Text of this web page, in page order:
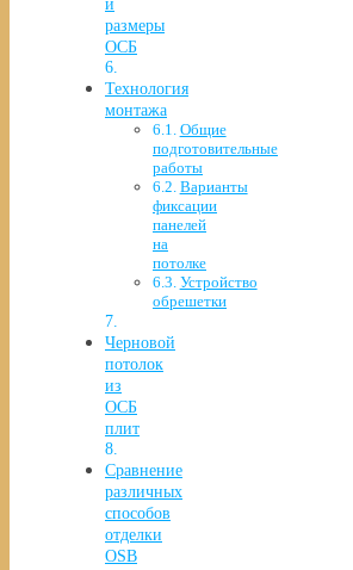
размеры
ОСБ
Технология
монтажа
Общие
подготовительные
работы
Варианты
фиксации
панелей
на
потолке
Устройство
обрешетки
Черновой
потолок
из
ОСБ
плит
Сравнение
различных
способов
отделки
ОSB